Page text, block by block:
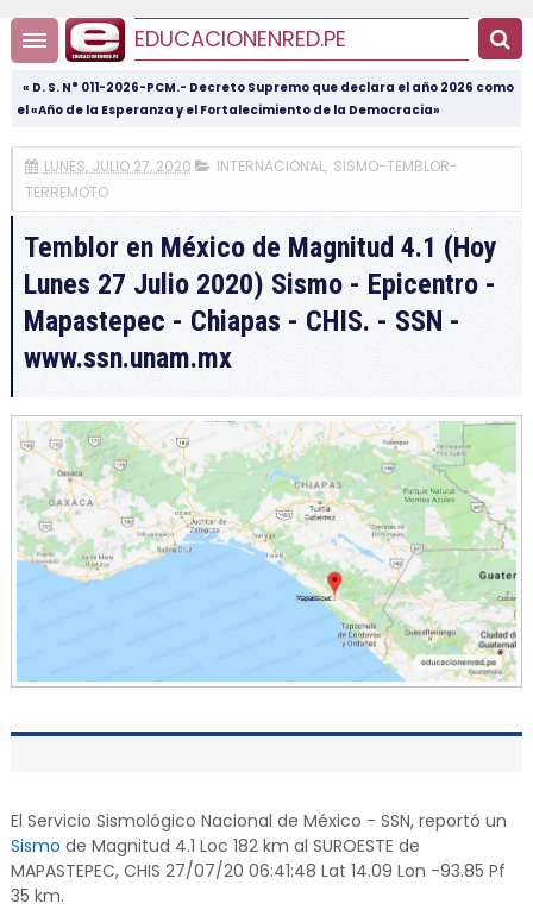
EDUCACIONENRED.PE
« D. S. N° 011-2026-PCM.- Decreto Supremo que declara el año 2026 como
el «Año de la Esperanza y el Fortalecimiento de la Democracia»
LUNES, JULIO 27, 2020 INTERNACIONAL, SISMO-TEMBLOR-
TERREMOTO
Temblor en México de Magnitud 4.1 (Hoy
Lunes 27 Julio 2020) Sismo - Epicentro -
Mapastepec - Chiapas - CHIS. - SSN -
www.ssn.unam.mx
El Servicio Sismológico Nacional de México - SSN, reportó un
Sismo de Magnitud 4.1 Loc 182 km al SUROESTE de
MAPASTEPEC, CHIS 27/07/20 06:41:48 Lat 14.09 Lon -93.85 Pf
35 km.